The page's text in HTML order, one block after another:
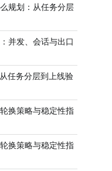
规划：从任务分层
并发、会话与出口
任务分层到上线验
换策略与稳定性指
换策略与稳定性指